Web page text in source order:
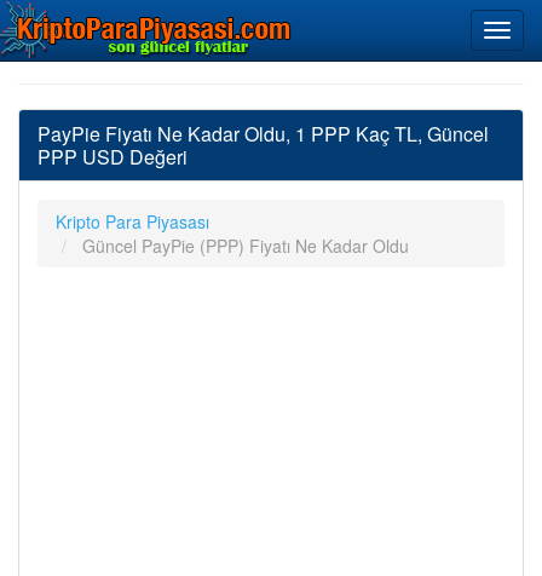
PayPie Fiyatı Ne Kadar Oldu, 1 PPP Kaç TL, Güncel
PPP USD Değeri
Kripto Para Piyasası
Güncel PayPie (PPP) Fiyatı Ne Kadar Oldu